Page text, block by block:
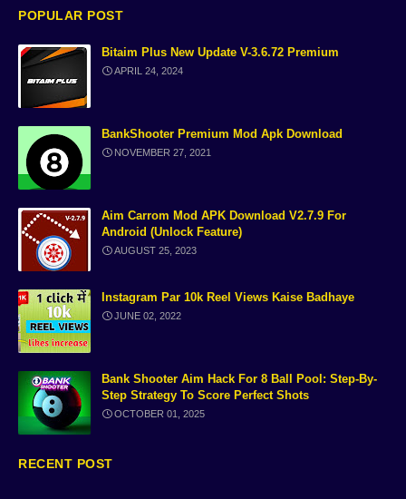
ai voice unlimited pro Temporary Number Websites
Ration Card Download Guide CapCut Guide
Temporary phone number
Bank tips
carrom pool
free use
Free WhatsApp Number
Instagram likes
POPULAR POST
Bitaim Plus New Update V-3.6.72 Premium
APRIL 24, 2024
BankShooter Premium Mod Apk Download
NOVEMBER 27, 2021
Aim Carrom Mod APK Download V2.7.9 For
Android (unlock Feature)
AUGUST 25, 2023
Instagram Par 10k Reel Views Kaise Badhaye
JUNE 02, 2022
Bank Shooter Aim Hack For 8 Ball Pool: Step-By-
Step Strategy To Score Perfect Shots
OCTOBER 01, 2025
RECENT POST